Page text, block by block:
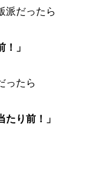
派だったら
」
ったら
り前！」